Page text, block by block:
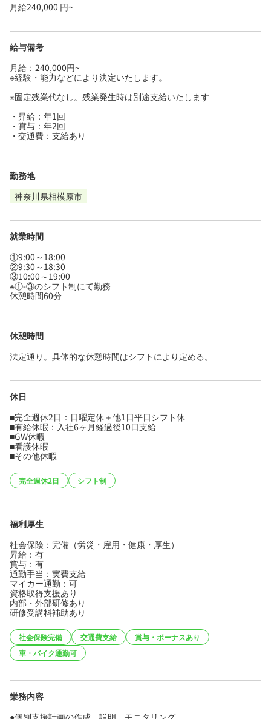
月給240,000 円~
給与備考
月給：240,000円~
※経験・能力などにより決定いたします。
※固定残業代なし。残業発生時は別途支給いたします
・昇給：年1回
・賞与：年2回
・交通費：支給あり
勤務地
神奈川県相模原市
就業時間
①9:00～18:00
②9:30～18:30
③10:00～19:00
※①-③のシフト制にて勤務
休憩時間60分
休憩時間
法定通り。具体的な休憩時間はシフトにより定める。
休日
■完全週休2日：日曜定休＋他1日平日シフト休
■有給休暇：入社6ヶ月経過後10日支給
■GW休暇
■看護休暇
■その他休暇
完全週休2日 シフト制
福利厚生
社会保険：完備（労災・雇用・健康・厚生）
昇給：有
賞与：有
通勤手当：実費支給
マイカー通勤：可
資格取得支援あり
内部・外部研修あり
研修受講料補助あり
社会保険完備 交通費支給
賞与・ボーナスあり
車・バイク通勤可
業務内容